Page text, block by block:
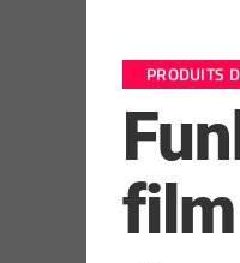
PRODUITS